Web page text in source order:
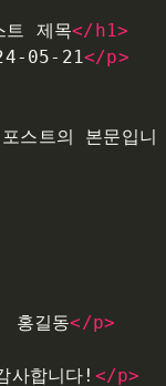
트 제목</h1>
05-21</p>
스트의 본문입니
홍길동</p>
사합니다! </p>